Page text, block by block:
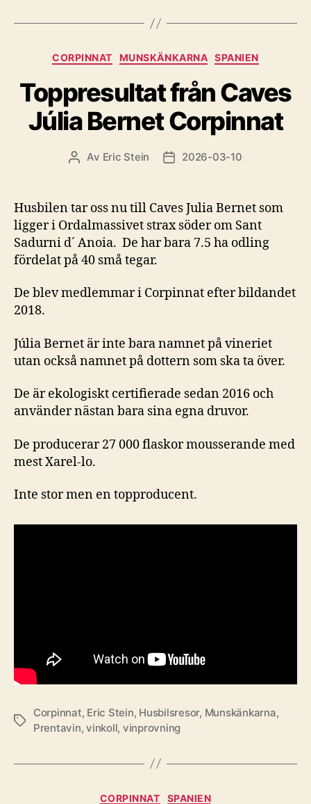
Kategorier
CORPINNAT MUNSKÄNKARNA SPANIEN
Toppresultat från Caves
Júlia Bernet Corpinnat
Inläggsförfattare
Av Eric Stein Inläggsdatum
2026-03-10
Husbilen tar oss nu till Caves Julia Bernet som
ligger i Ordalmassivet strax söder om Sant
Sadurni d´ Anoia. De har bara 7.5 ha odling
fördelat på 40 små tegar.
De blev medlemmar i Corpinnat efter bildandet
2018.
Júlia Bernet är inte bara namnet på vineriet
utan också namnet på dottern som ska ta över.
De är ekologiskt certifierade sedan 2016 och
använder nästan bara sina egna druvor.
De producerar 27 000 flaskor mousserande med
mest Xarel-lo.
Inte stor men en topproducent.
Etiketter
Corpinnat, Eric Stein, Husbilsresor, Munskänkarna,
Prentavin,vinkoll, vinprovning
Kategorier
CORPINNAT SPANIEN